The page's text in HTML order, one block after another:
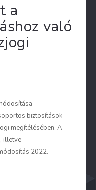
a
való
biztosítások
megítélésében. A
illetve
2022.